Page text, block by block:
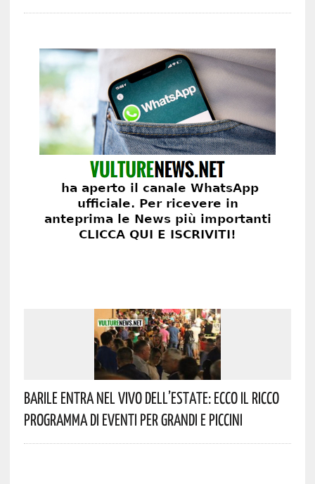
Barile Entra Nel Vivo Dell’estate: Ecco Il Ricco
Programma Di Eventi Per Grandi E Piccini